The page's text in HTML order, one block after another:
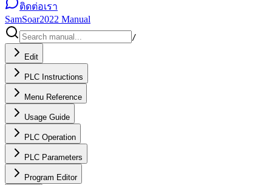
ติดต่อเรา
SamSoar2022 Manual
/
Edit
PLC Instructions
Menu Reference
Usage Guide
PLC Operation
PLC Parameters
Program Editor